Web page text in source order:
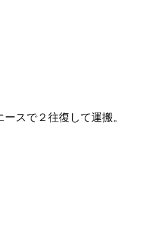
スで２往復して運搬。